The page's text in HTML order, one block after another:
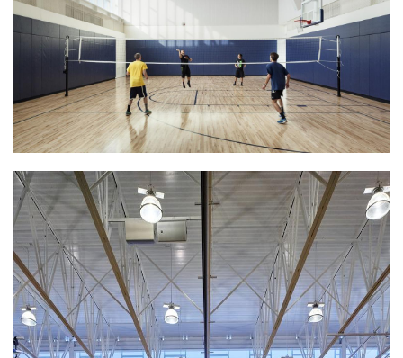
城
市
观
建
筑
专
教
极
速
工